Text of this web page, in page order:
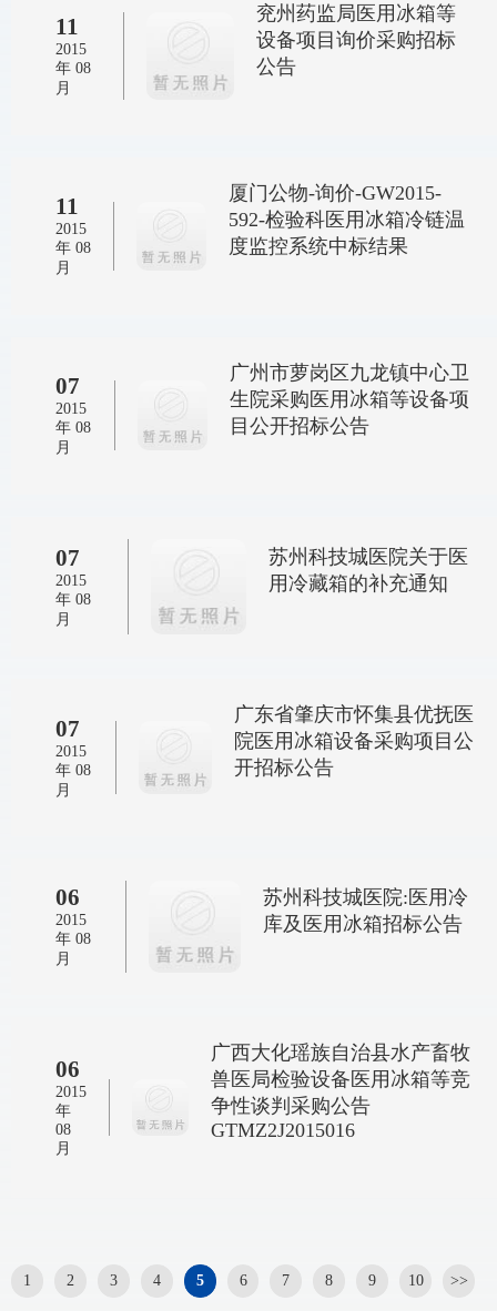
11
2015
年 08
月
兖州药监局医用冰箱等
设备项目询价采购招标
公告
11
2015
年 08
月
厦门公物-询价-GW2015-
592-检验科医用冰箱冷链温
度监控系统中标结果
07
2015
年 08
月
广州市萝岗区九龙镇中心卫
生院采购医用冰箱等设备项
目公开招标公告
07
2015
年 08
月
苏州科技城医院关于医
用冷藏箱的补充通知
07
2015
年 08
月
广东省肇庆市怀集县优抚医
院医用冰箱设备采购项目公
开招标公告
06
2015
年 08
月
苏州科技城医院:医用冷
库及医用冰箱招标公告
06
2015
年
08
月
广西大化瑶族自治县水产畜牧
兽医局检验设备医用冰箱等竞
争性谈判采购公告
GTMZ2J2015016
1 2 3 4 5 6 7 8 9 10 >>